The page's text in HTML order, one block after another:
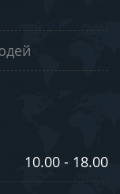
10.00 - 18.00